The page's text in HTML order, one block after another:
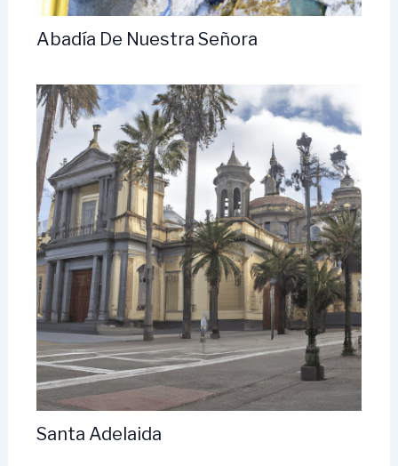
Abadía De Nuestra Señora
Santa Adelaida